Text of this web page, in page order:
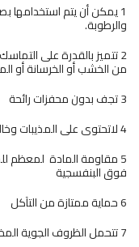
1 يمكن أن يتم
والرطوبة.
2 تتميز بالقدرة على
من الخشب أو الخرسانة أو
3 تجف بدون محفزات رائحة
4 لاتحتوى على المذيبات وخالية من المركبات العضوية عديمة الرائحة
5 مقاومة المادة لمعظم
فوق البنفسجية
6 حماية ممتازة من التآكل
7 تتحمل الظروف الجوية المختلفة في فصل الشتاء والصيف